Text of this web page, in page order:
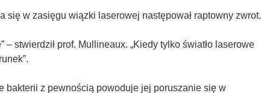
się w zasięgu wiązki laserowej następował raptowny zwrot.
– stwierdził prof. Mullineaux. „Kiedy tylko światło laserowe
bakterii z pewnością powoduje jej poruszanie się w